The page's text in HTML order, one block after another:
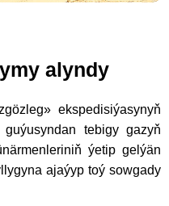
alyndy
ekspedisiýasynyň
tebigy gazyň
ýetip gelýän
ajaýyp toý sowgady